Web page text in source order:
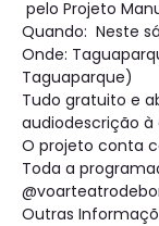
pelo Projeto
Quando: Neste
Onde:
Taguaparque)
Tudo gratuito e
audiodescrição à
O projeto conta
Toda a
Outras